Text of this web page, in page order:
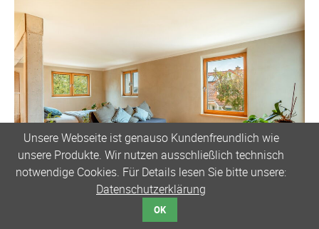
Unsere Webseite ist genauso Kundenfreundlich wie
unsere Produkte. Wir nutzen ausschließlich technisch
notwendige Cookies. Für Details lesen Sie bitte unsere:
Datenschutzerklärung
OK